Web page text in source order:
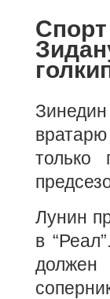
только
Лунин
в
должен